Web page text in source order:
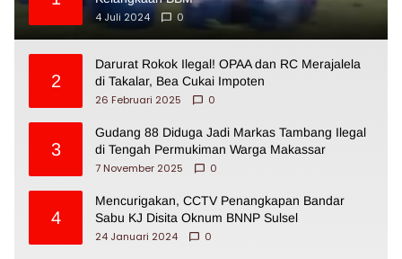
4 Juli 2024
0
2
Darurat Rokok Ilegal! OPAA dan RC Merajalela
di Takalar, Bea Cukai Impoten
26 Februari 2025
0
3
Gudang 88 Diduga Jadi Markas Tambang Ilegal
di Tengah Permukiman Warga Makassar
7 November 2025
0
4
Mencurigakan, CCTV Penangkapan Bandar
Sabu KJ Disita Oknum BNNP Sulsel
24 Januari 2024
0